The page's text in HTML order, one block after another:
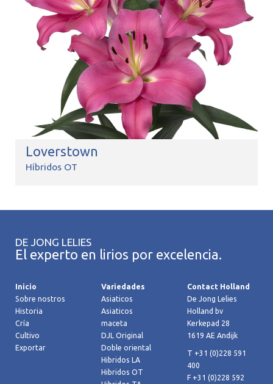
Loverstown
Híbridos OT
DE JONG LELIES
El experto en lirios por excelencia.
Inicio
Sobre nostros
Historia
Cría
Cultivo
Exportar
Variedades
Asiaticos
Asiaticos
maceta
DJL Original
Doble oriental
Hibridos LA
Hibridos OT
Contact Holland
De Jong Lelies
Holland bv
Kerkepad 28
1619 AE Andijk
T +31 (0)228 591
400
F +31 (0)228 592